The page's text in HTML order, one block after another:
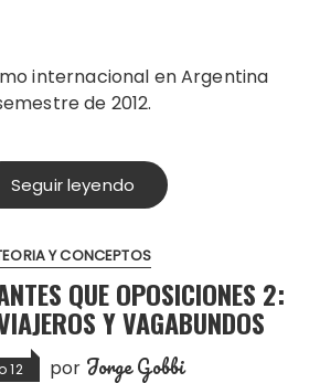
de 2012.
Seguir leyendo
Y CONCEPTOS
QUE OPOSICIONES 2:
Y VAGABUNDOS
12 por Jorge Gobbi